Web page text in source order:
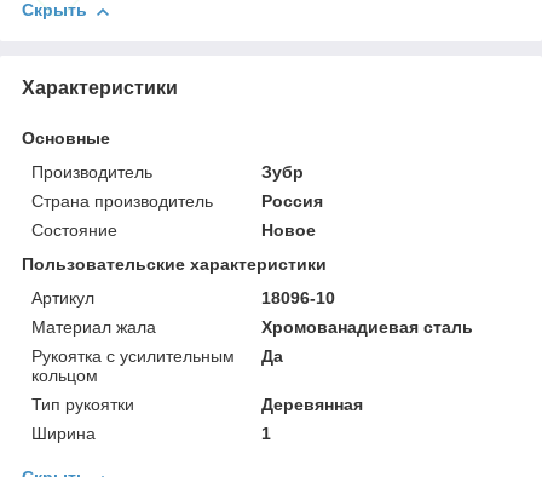
Скрыть
Характеристики
Основные
Производитель
Зубр
Страна производитель
Россия
Состояние
Новое
Пользовательские характеристики
Артикул
18096-10
Материал жала
Хромованадиевая сталь
Рукоятка с усилительным
кольцом
Да
Тип рукоятки
Деревянная
Ширина
1